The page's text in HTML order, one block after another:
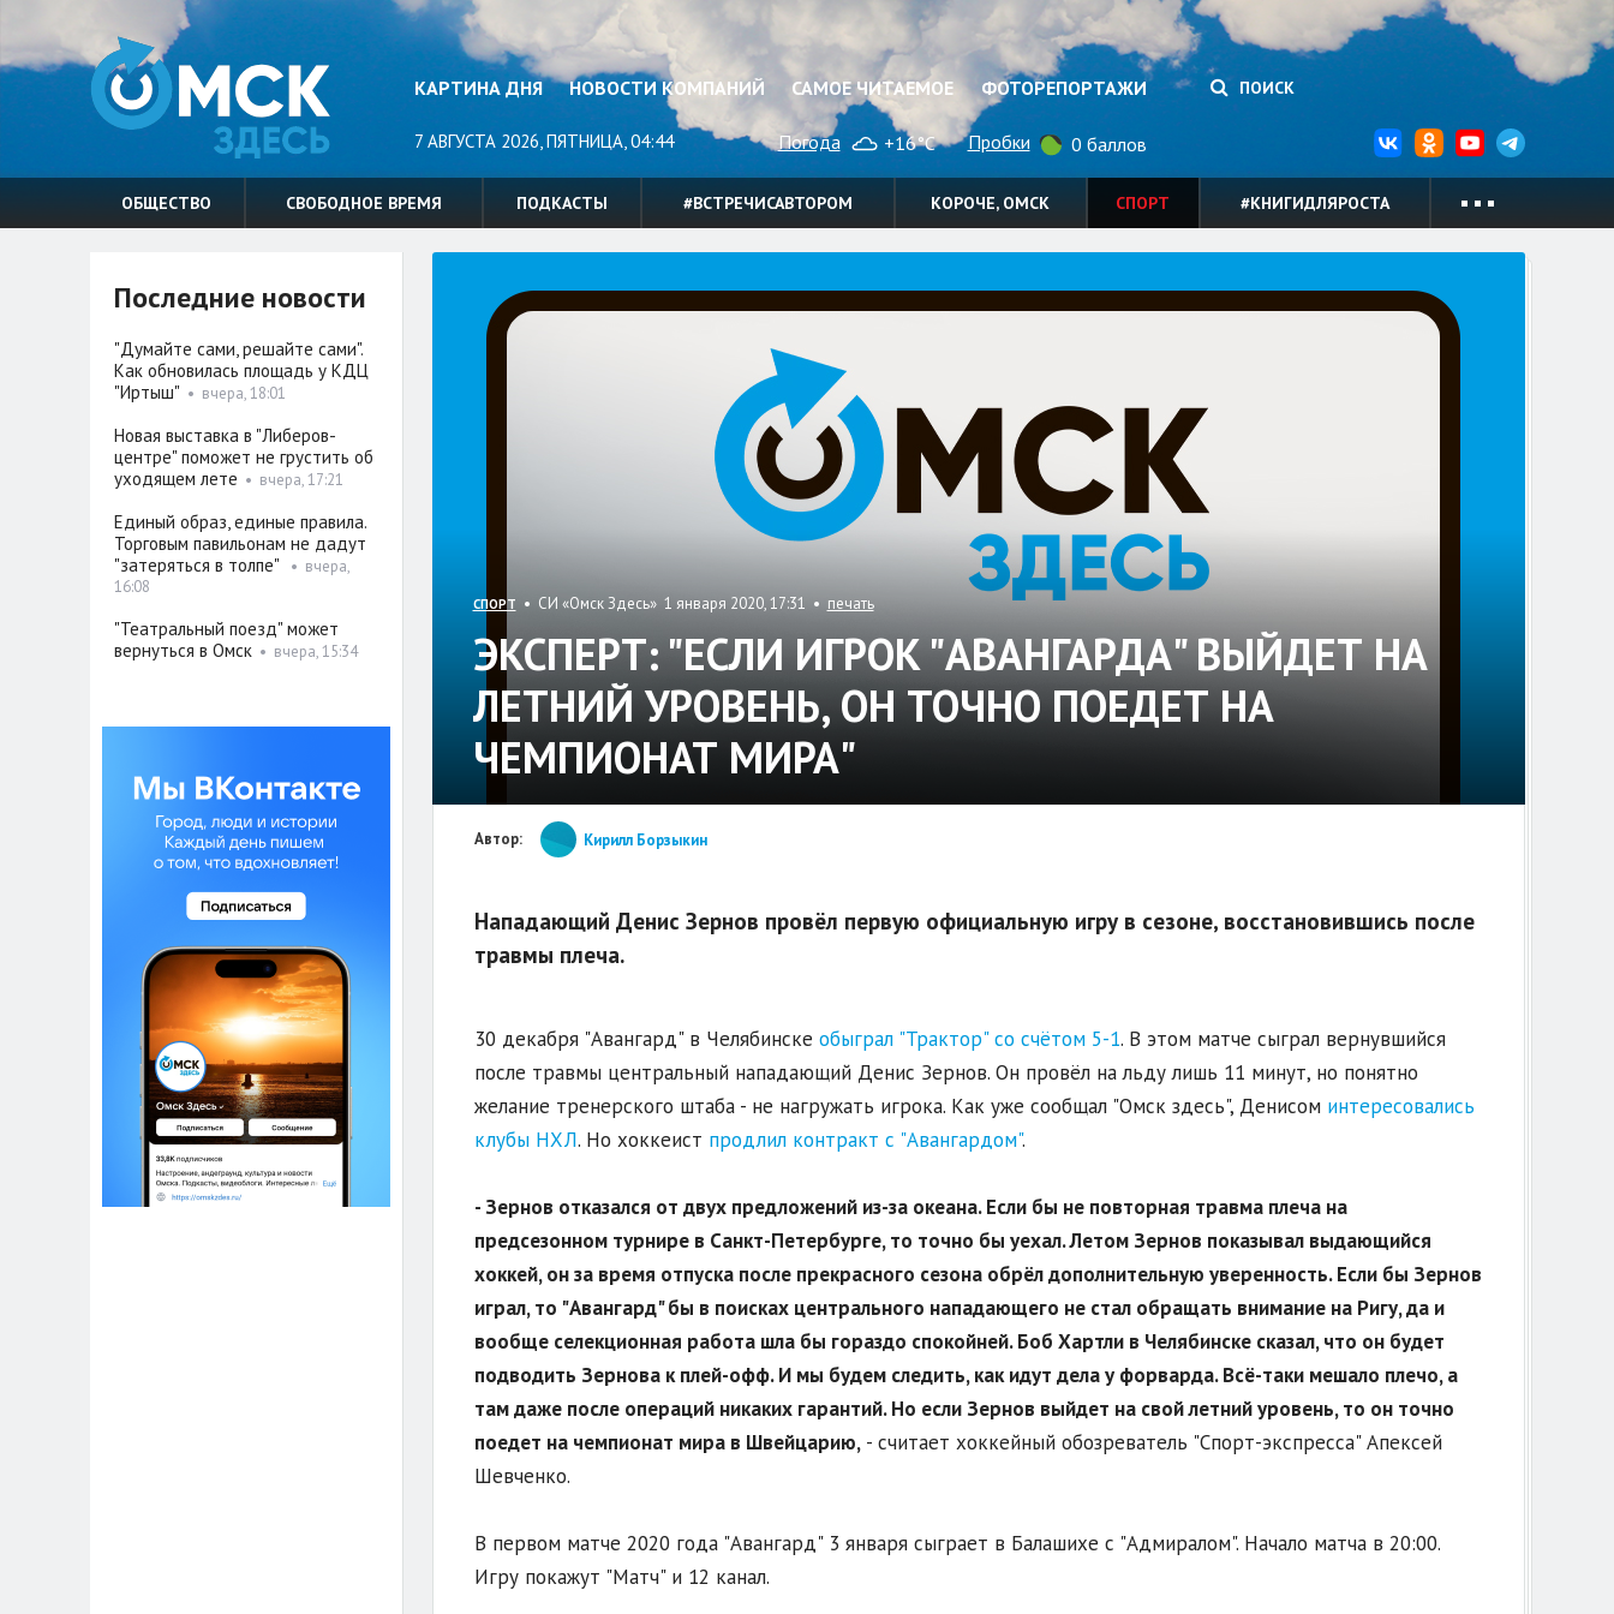
КАРТИНА ДНЯ НОВОСТИ КОМПАНИЙ САМОЕ ЧИТАЕМОЕ ФОТОРЕПОРТАЖИ ПОИСК
7 АВГУСТА 2026, ПЯТНИЦА, 04:44 Погода +16°C Пробки 0 баллов
ОБЩЕСТВО СВОБОДНОЕ ВРЕМЯ ПОДКАСТЫ #ВСТРЕЧИСАВТОРОМ КОРОЧЕ, ОМСК СПОРТ #КНИГИДЛЯРОСТА
СПОРТ • СИ «Омск Здесь» 1 января 2020, 17:31 • печать
ЭКСПЕРТ: "ЕСЛИ ИГРОК "АВАНГАРДА" ВЫЙДЕТ НА
ЛЕТНИЙ УРОВЕНЬ, ОН ТОЧНО ПОЕДЕТ НА
ЧЕМПИОНАТ МИРА"
Автор: Кирилл Борзыкин
Нападающий Денис Зернов провёл первую официальную игру в сезоне, восстановившись после
травмы плеча.
30 декабря "Авангард" в Челябинске обыграл "Трактор" со счётом 5-1. В этом матче сыграл вернувшийся
после травмы центральный нападающий Денис Зернов. Он провёл на льду лишь 11 минут, но понятно
желание тренерского штаба - не нагружать игрока. Как уже сообщал "Омск здесь", Денисом интересовались
клубы НХЛ. Но хоккеист продлил контракт с "Авангардом".
- Зернов отказался от двух предложений из-за океана. Если бы не повторная травма плеча на
предсезонном турнире в Санкт-Петербурге, то точно бы уехал. Летом Зернов показывал выдающийся
хоккей, он за время отпуска после прекрасного сезона обрёл дополнительную уверенность. Если бы Зернов
играл, то "Авангард" бы в поисках центрального нападающего не стал обращать внимание на Ригу, да и
вообще селекционная работа шла бы гораздо спокойней. Боб Хартли в Челябинске сказал, что он будет
подводить Зернова к плей-офф. И мы будем следить, как идут дела у форварда. Всё-таки мешало плечо, а
там даже после операций никаких гарантий. Но если Зернов выйдет на свой летний уровень, то он точно
поедет на чемпионат мира в Швейцарию,- считает хоккейный обозреватель "Спорт-экспресса" Апексей
Шевченко.
В первом матче 2020 года "Авангард" 3 января сыграет в Балашихе с "Адмиралом". Начало матча в 20:00.
Игру покажут "Матч" и 12 канал.
Последние новости
"Думайте сами, решайте сами".
Как обновилась площадь у КДЦ
"Иртыш" • вчера, 18:01
Новая выставка в "Либеров-
центре" поможет не грустить об
уходящем лете • вчера, 17:21
Единый образ, единые правила.
Торговым павильонам не дадут
"затеряться в толпе"
• вчера,
16:08
"Театральный поезд" может
вернуться в Омск• вчера, 15:34